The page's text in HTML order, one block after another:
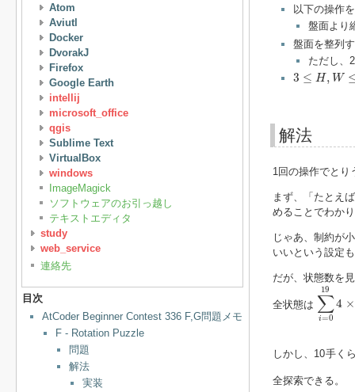
Atom
Aviutl
Docker
DvorakJ
Firefox
Google Earth
intellij
microsoft_office
qgis
Sublime Text
VirtualBox
windows
ImageMagick
ソフトウェアのお引っ越し
テキストエディタ
study
web_service
連絡先
目次
AtCoder Beginner Contest 336 F,G問題メモ
F - Rotation Puzzle
問題
解法
実装
以下の操作
盤面より
盤面を整列
ただし、
3 ≤ H, W
3 H W ≤8
解法
1回の操作でとり
まず、「たとえ
めることでわか
じゃあ、制約が
いいという設定
だが、状態数を
全状態は
19
∑
i=0
4 ×
∑i= 019
しかし、10手く
全探索できる。